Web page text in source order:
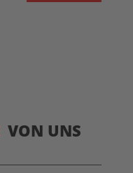
VON UNS